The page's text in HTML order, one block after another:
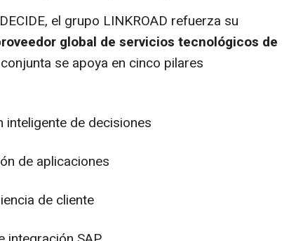
el grupo LINKROAD refuerza su
global de servicios tecnológicos de
se apoya en cinco pilares
inteligente de decisiones
de aplicaciones
de cliente